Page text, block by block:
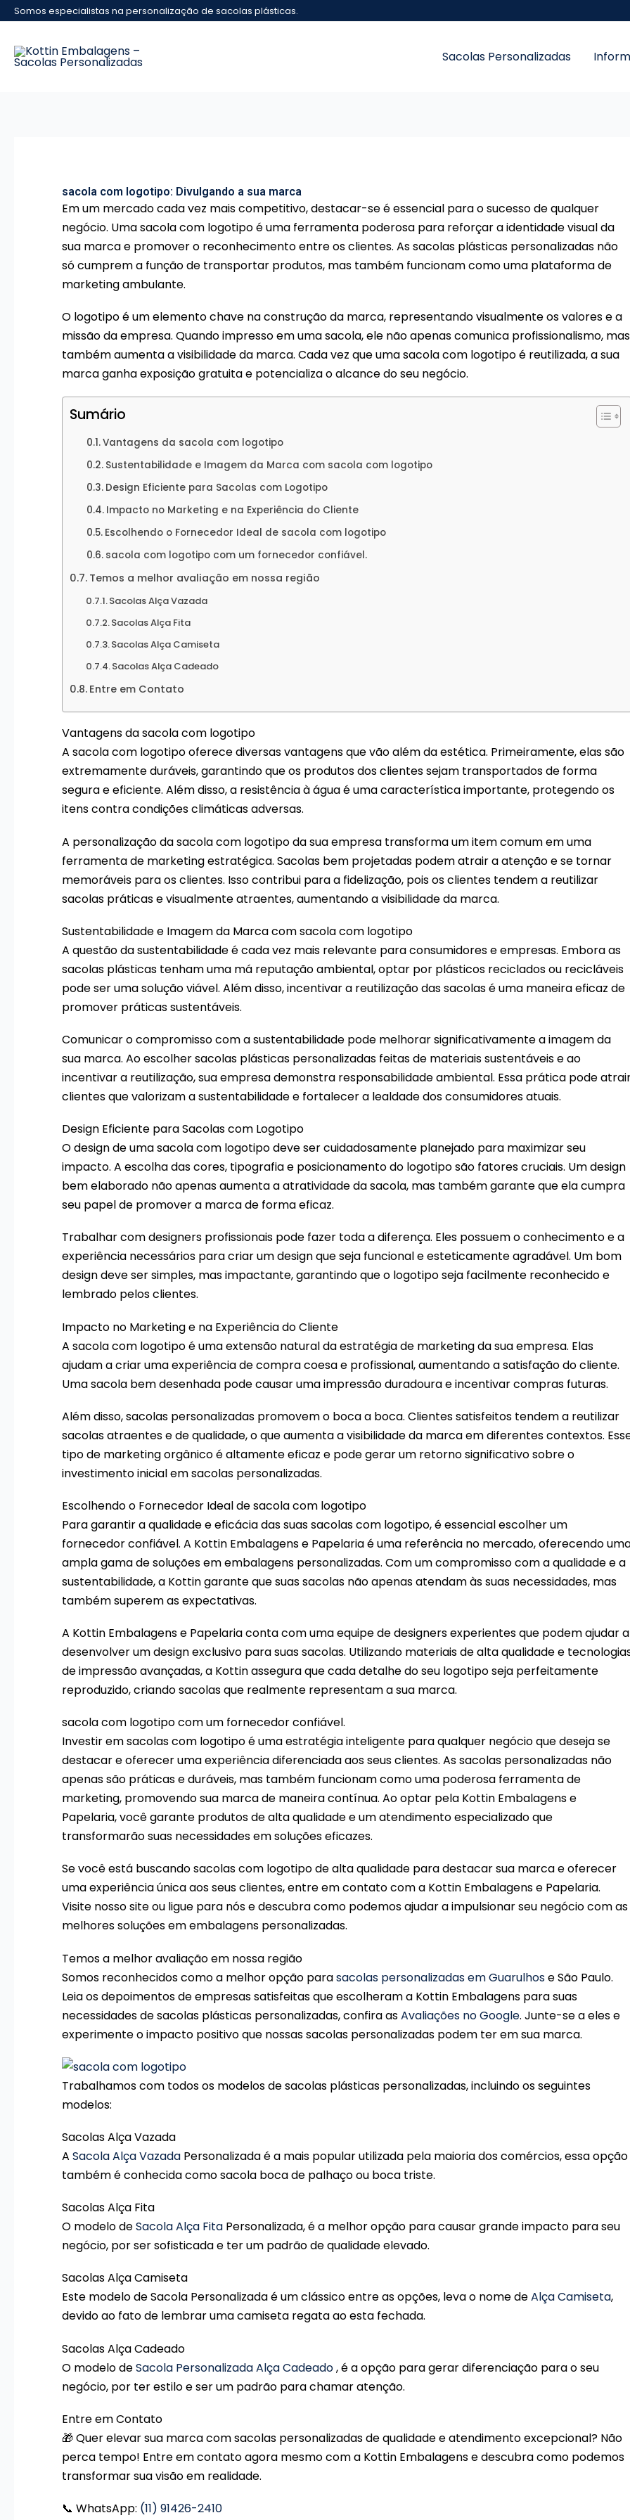
conteúdo
Somos especialistas na personalização de sacolas plásticas.
Sacolas Personalizadas
sacola com logotipo: Divulgando a sua marca
Em um mercado cada vez mais competitivo, destacar-se é essencial para o sucesso de qualquer
negócio. Uma sacola com logotipo é uma ferramenta poderosa para reforçar a identidade visual da
sua marca e promover o reconhecimento entre os clientes. As sacolas plásticas personalizadas não
só cumprem a função de transportar produtos, mas também funcionam como uma plataforma de
marketing ambulante.
O logotipo é um elemento chave na construção da marca, representando visualmente os valores e a
missão da empresa. Quando impresso em uma sacola, ele não apenas comunica profissionalismo, mas
também aumenta a visibilidade da marca. Cada vez que uma sacola com logotipo é reutilizada, a sua
marca ganha exposição gratuita e potencializa o alcance do seu negócio.
Sumário
Vantagens da sacola com logotipo
Sustentabilidade e Imagem da Marca com sacola com logotipo
Design Eficiente para Sacolas com Logotipo
Impacto no Marketing e na Experiência do Cliente
Escolhendo o Fornecedor Ideal de sacola com logotipo
sacola com logotipo com um fornecedor confiável.
Temos a melhor avaliação em nossa região
Sacolas Alça Vazada
Sacolas Alça Fita
Sacolas Alça Camiseta
Sacolas Alça Cadeado
Entre em Contato
Vantagens da sacola com logotipo
A sacola com logotipo oferece diversas vantagens que vão além da estética. Primeiramente, elas são
extremamente duráveis, garantindo que os produtos dos clientes sejam transportados de forma
segura e eficiente. Além disso, a resistência à água é uma característica importante, protegendo os
itens contra condições climáticas adversas.
A personalização da sacola com logotipo da sua empresa transforma um item comum em uma
ferramenta de marketing estratégica. Sacolas bem projetadas podem atrair a atenção e se tornar
memoráveis para os clientes. Isso contribui para a fidelização, pois os clientes tendem a reutilizar
sacolas práticas e visualmente atraentes, aumentando a visibilidade da marca.
Sustentabilidade e Imagem da Marca com sacola com logotipo
A questão da sustentabilidade é cada vez mais relevante para consumidores e empresas. Embora as
sacolas plásticas tenham uma má reputação ambiental, optar por plásticos reciclados ou recicláveis
pode ser uma solução viável. Além disso, incentivar a reutilização das sacolas é uma maneira eficaz de
promover práticas sustentáveis.
Comunicar o compromisso com a sustentabilidade pode melhorar significativamente a imagem da
sua marca. Ao escolher sacolas plásticas personalizadas feitas de materiais sustentáveis e ao
incentivar a reutilização, sua empresa demonstra responsabilidade ambiental. Essa prática pode
clientes que valorizam a sustentabilidade e fortalecer a lealdade dos consumidores atuais.
Design Eficiente para Sacolas com Logotipo
O design de uma sacola com logotipo deve ser cuidadosamente planejado para maximizar seu
impacto. A escolha das cores, tipografia e posicionamento do logotipo são fatores cruciais. Um design
bem elaborado não apenas aumenta a atratividade da sacola, mas também garante que ela cumpra
seu papel de promover a marca de forma eficaz.
Trabalhar com designers profissionais pode fazer toda a diferença. Eles possuem o conhecimento e a
experiência necessários para criar um design que seja funcional e esteticamente agradável. Um bom
design deve ser simples, mas impactante, garantindo que o logotipo seja facilmente reconhecido e
lembrado pelos clientes.
Impacto no Marketing e na Experiência do Cliente
A sacola com logotipo é uma extensão natural da estratégia de marketing da sua empresa. Elas
ajudam a criar uma experiência de compra coesa e profissional, aumentando a satisfação do cliente.
Uma sacola bem desenhada pode causar uma impressão duradoura e incentivar compras futuras.
Além disso, sacolas personalizadas promovem o boca a boca. Clientes satisfeitos tendem a reutilizar
sacolas atraentes e de qualidade, o que aumenta a visibilidade da marca em diferentes contextos.
tipo de marketing orgânico é altamente eficaz e pode gerar um retorno significativo sobre o
investimento inicial em sacolas personalizadas.
Escolhendo o Fornecedor Ideal de sacola com logotipo
Para garantir a qualidade e eficácia das suas sacolas com logotipo, é essencial escolher um
fornecedor confiável. A Kottin Embalagens e Papelaria é uma referência no mercado, oferecendo
ampla gama de soluções em embalagens personalizadas. Com um compromisso com a qualidade e a
sustentabilidade, a Kottin garante que suas sacolas não apenas atendam às suas necessidades, mas
também superem as expectativas.
A Kottin Embalagens e Papelaria conta com uma equipe de designers experientes que podem ajudar a
desenvolver um design exclusivo para suas sacolas. Utilizando materiais de alta qualidade e
de impressão avançadas, a Kottin assegura que cada detalhe do seu logotipo seja perfeitamente
reproduzido, criando sacolas que realmente representam a sua marca.
sacola com logotipo com um fornecedor confiável.
Investir em sacolas com logotipo é uma estratégia inteligente para qualquer negócio que deseja se
destacar e oferecer uma experiência diferenciada aos seus clientes. As sacolas personalizadas não
apenas são práticas e duráveis, mas também funcionam como uma poderosa ferramenta de
marketing, promovendo sua marca de maneira contínua. Ao optar pela Kottin Embalagens e
Papelaria, você garante produtos de alta qualidade e um atendimento especializado que
transformarão suas necessidades em soluções eficazes.
Se você está buscando sacolas com logotipo de alta qualidade para destacar sua marca e oferecer
uma experiência única aos seus clientes, entre em contato com a Kottin Embalagens e Papelaria.
Visite nosso site ou ligue para nós e descubra como podemos ajudar a impulsionar seu negócio com as
melhores soluções em embalagens personalizadas.
Temos a melhor avaliação em nossa região
Somos reconhecidos como a melhor opção parasacolas personalizadas em Guarulhose São Paulo.
Leia os depoimentos de empresas satisfeitas que escolheram a Kottin Embalagens para suas
necessidades de sacolas plásticas personalizadas, confira asAvaliações no Google. Junte-se a eles e
experimente o impacto positivo que nossas sacolas personalizadas podem ter em sua marca.
Trabalhamos com todos os modelos de sacolas plásticas personalizadas, incluindo os seguintes
modelos:
Sacolas Alça Vazada
A Sacola Alça Vazada Personalizada é a mais popular utilizada pela maioria dos comércios, essa opção
também é conhecida como sacola boca de palhaço ou boca triste.
Sacolas Alça Fita
O modelo deSacola Alça Fita Personalizada, é a melhor opção para causar grande impacto para seu
negócio, por ser sofisticada e ter um padrão de qualidade elevado.
Sacolas Alça Camiseta
Este modelo de Sacola Personalizada é um clássico entre as opções, leva o nome deAlça Camiseta,
devido ao fato de lembrar uma camiseta regata ao esta fechada.
Sacolas Alça Cadeado
O modelo deSacola Personalizada Alça Cadeado, é a opção para gerar diferenciação para o seu
negócio, por ter estilo e ser um padrão para chamar atenção.
Entre em Contato
🎁 Quer elevar sua marca com sacolas personalizadas de qualidade e atendimento excepcional? Não
perca tempo! Entre em contato agora mesmo com a Kottin Embalagens e descubra como podemos
transformar sua visão em realidade.
📞 WhatsApp: (11) 91426-2410